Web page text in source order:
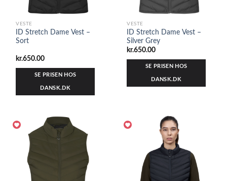
VESTE
ID Stretch Dame Vest –
Sort
kr.650.00
SE PRISEN HOS
DANSK.DK
VESTE
ID Stretch Dame Vest –
Silver Grey
kr.650.00
SE PRISEN HOS
DANSK.DK